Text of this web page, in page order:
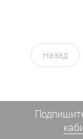
Назад